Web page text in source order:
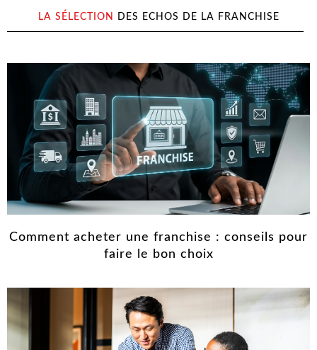
LA SÉLECTION DES ECHOS DE LA FRANCHISE
Comment acheter une franchise : conseils pour
faire le bon choix